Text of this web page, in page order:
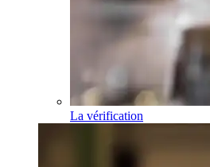
La vérification